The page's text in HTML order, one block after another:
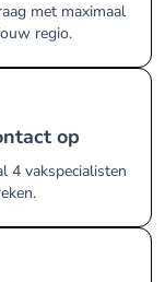
met maximaal
regio.
op
4 vakspecialisten